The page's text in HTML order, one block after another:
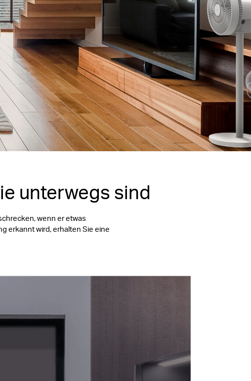
unterwegs sind
wenn er etwas
erkannt wird, erhalten Sie eine